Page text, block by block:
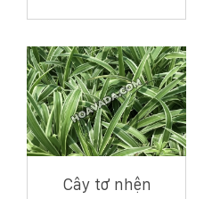
Cây tơ nhện